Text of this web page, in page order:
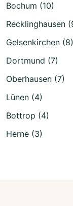
Bochum (10)
Recklinghausen
Gelsenkirchen (8)
Dortmund (7)
Oberhausen (7)
Lünen (4)
Bottrop (4)
Herne (3)